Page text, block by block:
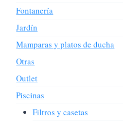
Fontanería
Jardín
Mamparas y platos de ducha
Otras
Outlet
Piscinas
Filtros y casetas